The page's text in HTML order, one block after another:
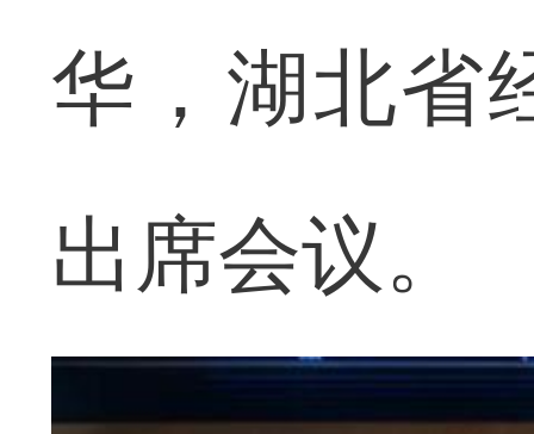
华，湖北省
出席会议。